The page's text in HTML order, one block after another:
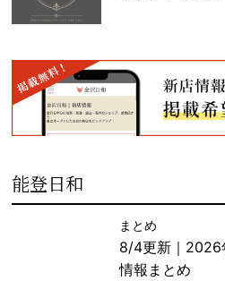
能登日和
まとめ
8/4更新｜2026
情報まとめ